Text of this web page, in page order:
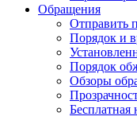
Обращения
Отправить
Порядок и
Порядок
Обзоры